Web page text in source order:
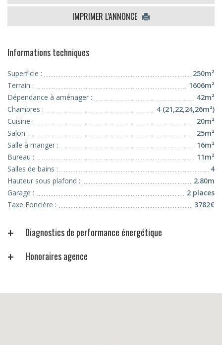
IMPRIMER L’ANNONCE
Informations techniques
Superficie :
250m²
Terrain :
1606m²
Dépendance à aménager :
42m²
Chambres :
4 (21,22,24,26m²)
Cuisine :
20m²
Salon :
25m²
Salle à manger :
16m²
Bureau :
11m²
Salles de bains :
4
Hauteur sous plafond :
2.80m
Garage :
2 places
Taxe Foncière :
3782€
Diagnostics de performance énergétique
Honoraires agence